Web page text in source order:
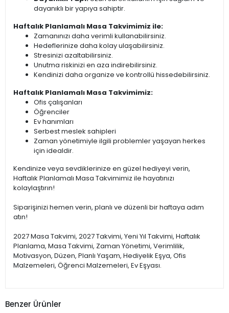
dayanıklı bir yapıya sahiptir.
Haftalık Planlamalı Masa Takvimimiz ile:
Zamanınızı daha verimli kullanabilirsiniz.
Hedeflerinize daha kolay ulaşabilirsiniz.
Stresinizi azaltabilirsiniz.
Unutma riskinizi en aza indirebilirsiniz.
Kendinizi daha organize ve kontrollü hissedebilirsiniz.
Haftalık Planlamalı Masa Takvimimiz:
Ofis çalışanları
Öğrenciler
Ev hanımları
Serbest meslek sahipleri
Zaman yönetimiyle ilgili problemler yaşayan herkes
için idealdir.
Kendinize veya sevdiklerinize en güzel hediyeyi verin,
Haftalık Planlamalı Masa Takvimimiz ile hayatınızı
kolaylaştırın!
Siparişinizi hemen verin, planlı ve düzenli bir haftaya adım
atın!
2027 Masa Takvimi, 2027 Takvimi, Yeni Yıl Takvimi, Haftalık
Planlama, Masa Takvimi, Zaman Yönetimi, Verimlilik,
Motivasyon, Düzen, Planlı Yaşam, Hediyelik Eşya, Ofis
Malzemeleri, Öğrenci Malzemeleri, Ev Eşyası.
Benzer Ürünler